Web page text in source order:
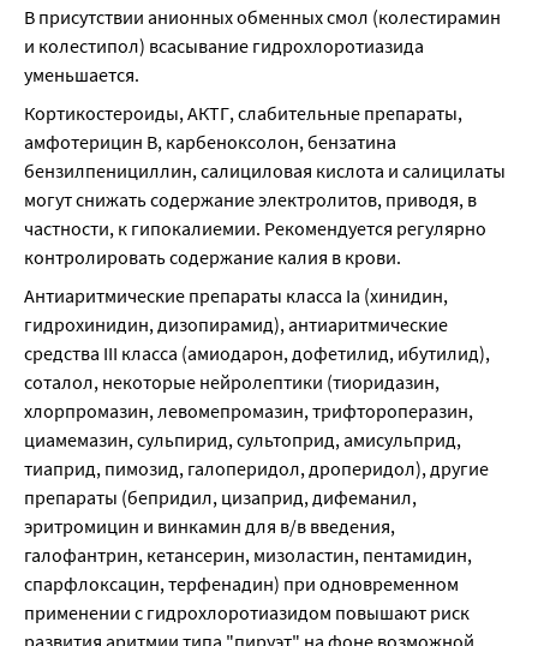
В присутствии анионных обменных смол (колестирамин
и колестипол) всасывание гидрохлоротиазида
уменьшается.
Кортикостероиды, АКТГ, слабительные препараты,
амфотерицин В, карбеноксолон, бензатина
бензилпенициллин, салициловая кислота и салицилаты
могут снижать содержание электролитов, приводя, в
частности, к гипокалиемии. Рекомендуется регулярно
контролировать содержание калия в крови.
Антиаритмические препараты класса Iа (хинидин,
гидрохинидин, дизопирамид), антиаритмические
средства III класса (амиодарон, дофетилид, ибутилид),
соталол, некоторые нейролептики (тиоридазин,
хлорпромазин, левомепромазин, трифтороперазин,
циамемазин, сульпирид, сультоприд, амисульприд,
тиаприд, пимозид, галоперидол, дроперидол), другие
препараты (бепридил, цизаприд, дифеманил,
эритромицин и винкамин для в/в введения,
галофантрин, кетансерин, мизоластин, пентамидин,
спарфлоксацин, терфенадин) при одновременном
применении с гидрохлоротиазидом повышают риск
развития аритмии типа "пируэт" на фоне возможной